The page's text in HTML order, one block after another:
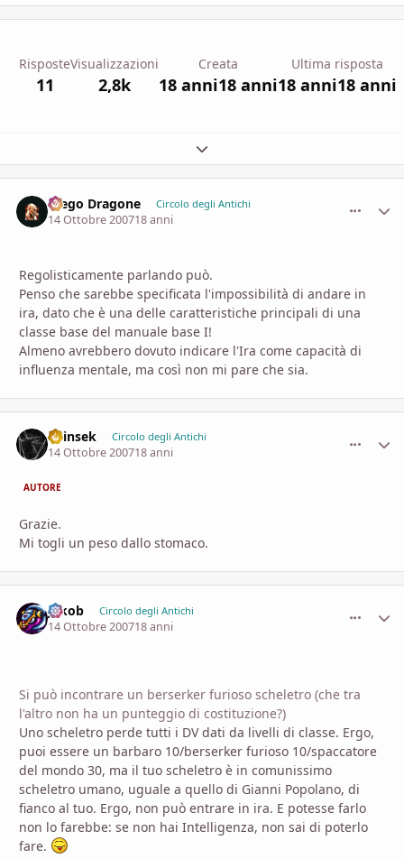
Risposte
11
Visualizzazioni
2,8k
Creata
18 anni18 anni
Ultima risposta
18 anni18 anni
Espandi panoramica del topic
Diego Dragone Circolo degli Antichi
14 Ottobre 200718 anni
Regolisticamente parlando può.
Penso che sarebbe specificata l'impossibilità di andare in
ira, dato che è una delle caratteristiche principali di una
classe base del manuale base I!
Almeno avrebbero dovuto indicare l'Ira come capacità di
influenza mentale, ma così non mi pare che sia.
Shinsek Circolo degli Antichi
14 Ottobre 200718 anni
AUTORE
Grazie.
Mi togli un peso dallo stomaco.
Jakob Circolo degli Antichi
14 Ottobre 200718 anni
Si può incontrare un berserker furioso scheletro (che tra
l'altro non ha un punteggio di costituzione?)
Uno scheletro perde tutti i DV dati da livelli di classe. Ergo,
puoi essere un barbaro 10/berserker furioso 10/spaccatore
del mondo 30, ma il tuo scheletro è in comunissimo
scheletro umano, uguale a quello di Gianni Popolano, di
fianco al tuo. Ergo, non può entrare in ira. E potesse farlo
non lo farebbe: se non hai Intelligenza, non sai di poterlo
fare.